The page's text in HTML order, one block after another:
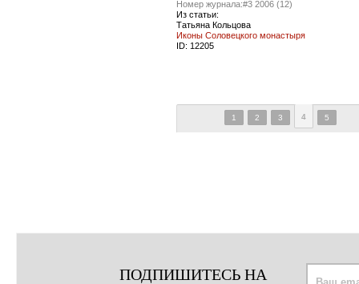
Номер журнала:#3 2006 (12)
Из статьи:
Татьяна Кольцова
Иконы Соловецкого монастыря
ID: 12205
1 2 3 4 5
ПОДПИШИТЕСЬ НА